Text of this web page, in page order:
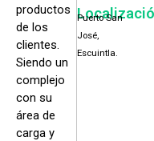
productos
de los
clientes.
Siendo un
complejo
con su
área de
carga y
Puerto San
José,
Escuintla.